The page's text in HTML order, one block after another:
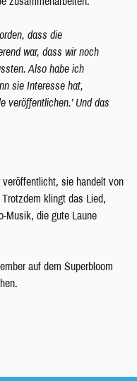
dass die
war, dass wir noch
Also habe ich
sie Interesse hat,
veröffentlichen.’ Und das
veröffentlicht, sie handelt von
klingt das Lied,
Musik, die gute Laune
auf dem Superbloom